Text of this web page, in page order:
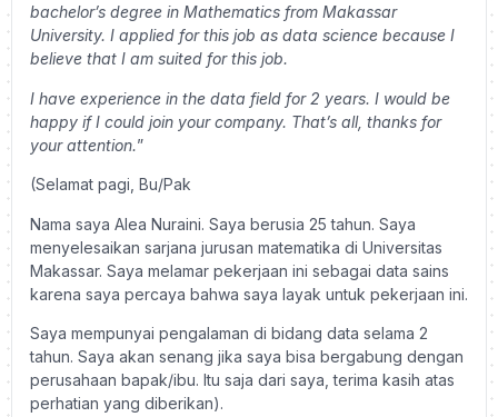
bachelor’s degree in Mathematics from Makassar
University. I applied for this job as data science because I
believe that I am suited for this job.
I have experience in the data field for 2 years. I would be
happy if I could join your company. That’s all, thanks for
your attention.”
(Selamat pagi, Bu/Pak
Nama saya Alea Nuraini. Saya berusia 25 tahun. Saya
menyelesaikan sarjana jurusan matematika di Universitas
Makassar. Saya melamar pekerjaan ini sebagai data sains
karena saya percaya bahwa saya layak untuk pekerjaan ini.
Saya mempunyai pengalaman di bidang data selama 2
tahun. Saya akan senang jika saya bisa bergabung dengan
perusahaan bapak/ibu. Itu saja dari saya, terima kasih atas
perhatian yang diberikan).